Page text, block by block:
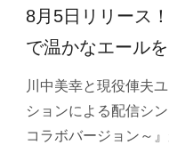
8月5日リリース
で温かなエールを
川中美幸と現役俥夫
ションによる配信シ
コラボバージョン～